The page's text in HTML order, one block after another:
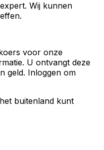
Wij kunnen
voor onze
U ontvangt deze
geld. Inloggen om
buitenland kunt